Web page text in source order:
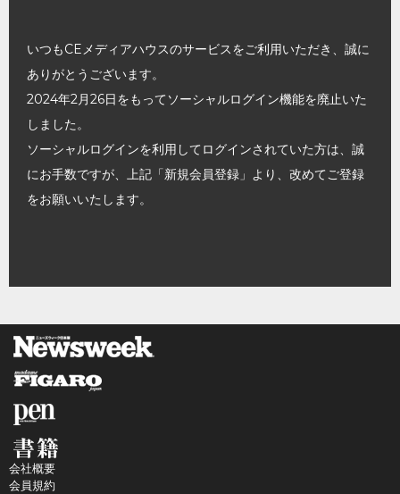
いつもCEメディアハウスのサービスをご利用いただき、誠に
ありがとうございます。
2024年2月26日をもってソーシャルログイン機能を廃止いた
しました。
ソーシャルログインを利用してログインされていた方は、誠
にお手数ですが、上記「新規会員登録」より、改めてご登録
をお願いいたします。
会社概要
会員規約